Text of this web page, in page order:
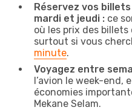
Réservez vos
mardi et jeudi : ce
où les prix des billets
surtout si vous
minute.
Voyagez entre
l’avion le week-end,
économies
Mekane Selam.